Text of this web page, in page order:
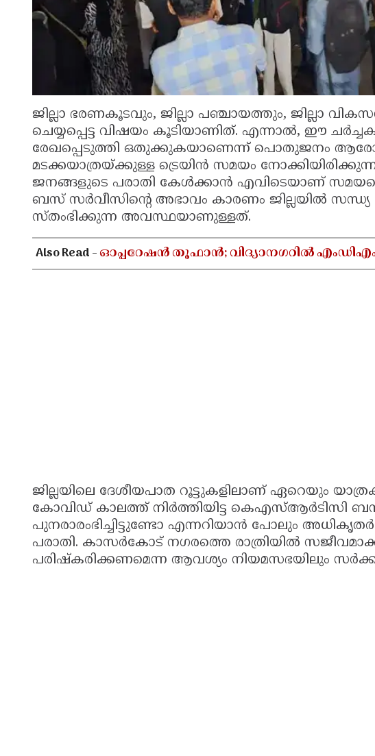
ജില്ലാ ഭരണകൂടവും, ജില്ലാ പഞ്ചായത്തും, ജില്ലാ
ചെയ്യപ്പെട്ട വിഷയം കൂടിയാണിത്. എന്നാൽ, ഈ
രേഖപ്പെടുത്തി ഒതുക്കുകയാണെന്ന് പൊതുജനം
മടക്കയാത്രയ്ക്കുള്ള ട്രെയിൻ സമയം
ജനങ്ങളുടെ പരാതി കേൾക്കാൻ എവിടെയാണ്
ബസ് സർവീസിന്റെ അഭാവം കാരണം ജില്ലയിൽ
സ്തംഭിക്കുന്ന അവസ്ഥയാണുള്ളത്.
Also Read -ഓപ്പറേഷൻ തൂഫാൻ; വിദ്യാനഗറിൽ
ജില്ലയിലെ ദേശീയപാത റൂട്ടുകളിലാണ് ഏറെയും
കോവിഡ് കാലത്ത് നിർത്തിയിട്ട കെഎസ്ആർടിസി
പുനരാരംഭിച്ചിട്ടുണ്ടോ എന്നറിയാൻ പോലും
പരാതി. കാസർകോട് നഗരത്തെ രാത്രിയിൽ
പരിഷ്‌കരിക്കണമെന്ന ആവശ്യം നിയമസഭയിലും